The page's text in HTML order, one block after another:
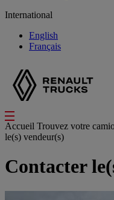
International
English
Français
Accueil Trouvez votre
le(s) vendeur(s)
Contacter